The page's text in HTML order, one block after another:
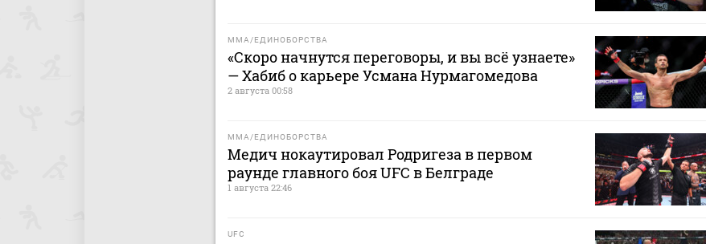
MMA/ЕДИНОБОРСТВА
«Скоро начнутся переговоры, и вы всё узнаете»
— Хабиб о карьере Усмана Нурмагомедова
2 августа 00:58
MMA/ЕДИНОБОРСТВА
Медич нокаутировал Родригеза в первом
раунде главного боя UFC в Белграде
1 августа 22:46
UFC